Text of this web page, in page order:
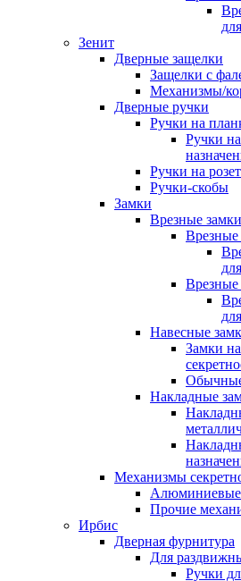
Зенит
Дверные защелки
Защелки с
Механизмы/
Дверные ручки
Ручки на
Ручки
Ручки на
Ручки-скобы
Замки
Врезные замки
Врезные
Врезные
Навесные
Замки
Накладные
Механизмы
Алюминиевые
Прочие
Ирбис
Дверная фурнитура
Для
Ручки